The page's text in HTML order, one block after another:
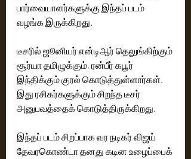
பார்வையாளர்களுக்கு இந்தப் படம்
வழங்க இருக்கிறது.
டீசரில் ஜூனியர் என்டிஆர் தெலுங்கிற்கும்
சூர்யா தமிழுக்கும், ரன்பீர் கபூர்
இந்திக்கும் குரல் கொடுத்துள்ளார்கள்.
இது ரசிகர்களுக்கும் சிறந்த டீசர்
அனுபவத்தைக் கொடுத்திருக்கிறது.
இந்தப் படம் சிறப்பாக வர நடிகர் விஜய்
தேவரகொண்டா தனது கடின உழைப்பைக்